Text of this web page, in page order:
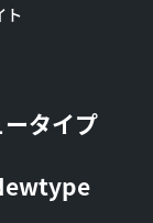
ト
タイプ